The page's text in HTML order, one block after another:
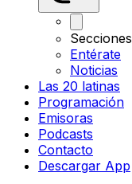
Secciones
Entérate
Noticias
Las 20 latinas
Programación
Emisoras
Podcasts
Contacto
Descargar App